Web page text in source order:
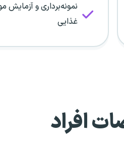
نمونه‌برداری و آزمایش
غذایی
افراد